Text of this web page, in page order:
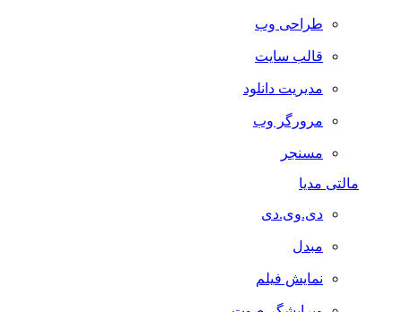
طراحی وب
قالب سایت
مدیریت دانلود
مرورگر وب
مسنجر
مالتی مدیا
دی.وی.دی
مبدل
نمایش فیلم